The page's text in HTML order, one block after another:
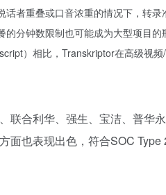
话者重叠或口音浓重的情况下，转
分钟数限制也可能成为大型项目的
）相比，Transkriptor在高级视频
联合利华、强生、宝洁、普
面也表现出色，符合SOC